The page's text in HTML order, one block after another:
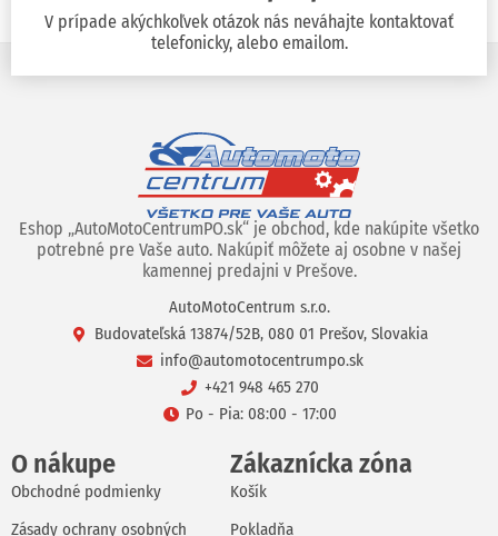
V prípade akýchkoľvek otázok nás neváhajte kontaktovať
telefonicky, alebo emailom.
Eshop „AutoMotoCentrumPO.sk“ je obchod, kde nakúpite všetko
potrebné pre Vaše auto. Nakúpiť môžete aj osobne v našej
kamennej predajni v Prešove.
AutoMotoCentrum s.r.o.
Budovateľská 13874/52B, 080 01 Prešov, Slovakia
info@automotocentrumpo.sk
+421 948 465 270
Po - Pia: 08:00 - 17:00
O nákupe
Obchodné podmienky
Zásady ochrany osobných
Zákaznícka zóna
Košík
Pokladňa